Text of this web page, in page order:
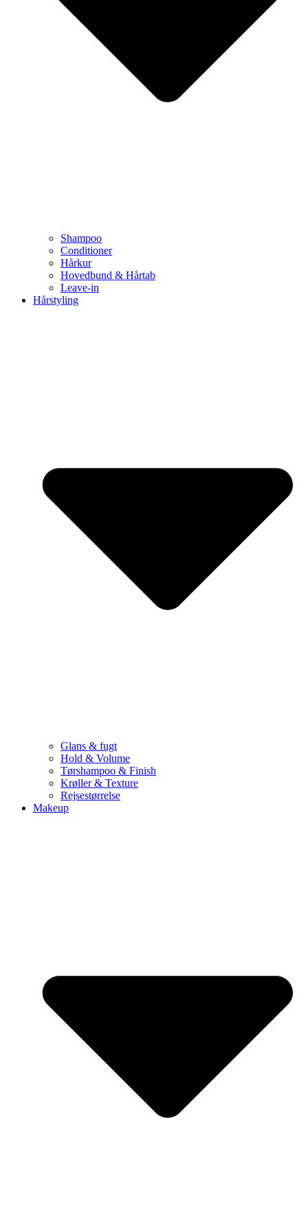
Shampoo
Conditioner
Hårkur
Hovedbund & Hårtab
Leave-in
Hårstyling
Glans & fugt
Hold & Volume
Tørshampoo & Finish
Krøller & Texture
Rejsestørrelse
Makeup